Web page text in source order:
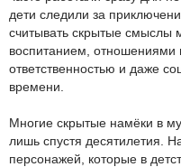
дети следили за
считывать скрытые смыслы
воспитанием, отношениями
ответственностью и даже
времени.
Многие скрытые намёки в
лишь спустя десятилетия.
персонажей, которые в